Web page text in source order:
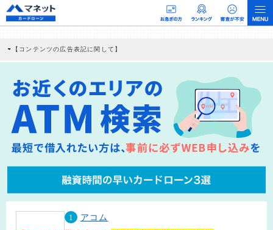
【コンテンツの広告表記に関して】
社に対して企業から紹介報酬が支払われるという収益モデルです。 ただし、特定の
商品を根拠なくPRするものではなく、当編集部の調査／ユーザーへの口コミ収集な
どに基づき、公平性を担保した情報提供を行っています。
>提携企業一覧
1
アコム